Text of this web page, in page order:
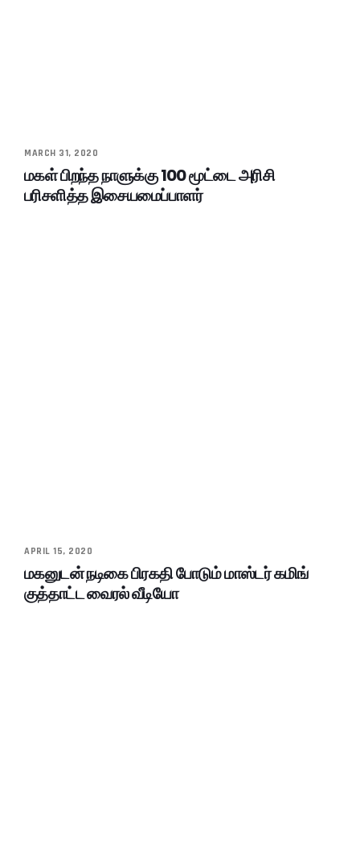
MARCH 31, 2020
மகள் பிறந்த நாளுக்கு 100 மூட்டை அரிசி
பரிசளித்த இசையமைப்பாளர்
APRIL 15, 2020
மகனுடன் நடிகை பிரகதி போடும் மாஸ்டர் கமிங்
குத்தாட்ட வைரல் வீடியோ